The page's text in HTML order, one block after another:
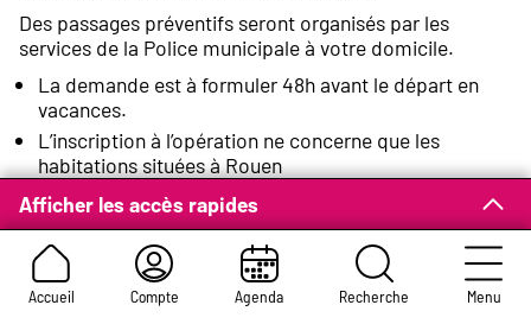
Accueil Compte Agenda Recherche Menu
Afficher les accès rapides
Des passages préventifs seront organisés par les
services de la Police municipale à votre domicile.
La demande est à formuler 48h avant le départ en
vacances.
L’inscription à l’opération ne concerne que les
habitations situées à Rouen
En cas d’annulation, de retour prématuré ou de
prolongement de séjour, vous devez tenir la Police
municipale informée.
S'inscrire à l'Opération Tranquillité